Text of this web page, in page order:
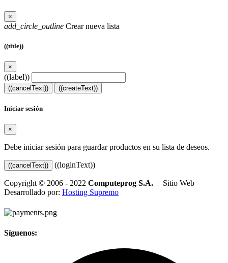
×
add_circle_outline Crear nueva lista
((title))
×
((label))
((cancelText)) ((createText))
Iniciar sesión
×
Debe iniciar sesión para guardar productos en su lista de deseos.
((cancelText)) ((loginText))
Copyright © 2006 - 2022 Computeprog S.A. | Sitio Web
Desarrollado por: Hosting Supremo
Síguenos: